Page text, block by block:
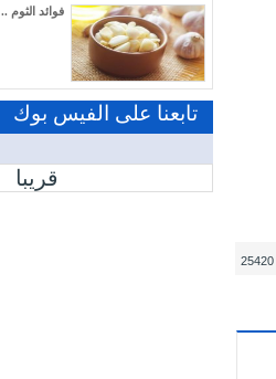
فوائد الثوم ..
تابعنا على الفيس بوك
قريبا